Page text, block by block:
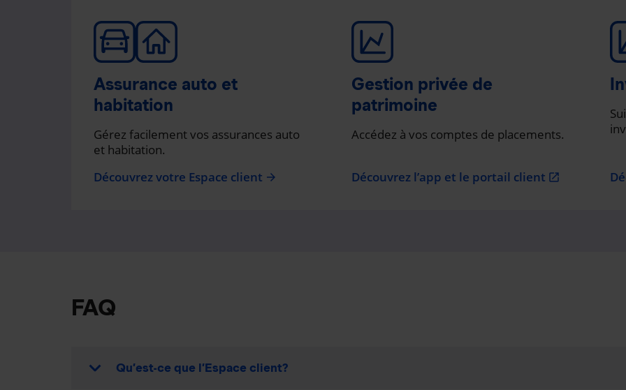
Assurance auto et
habitation
Gérez facilement vos assurances auto
et habitation.
Découvrez votre Espace client arrow_forward
Gestion privée de
patrimoine
Accédez à vos comptes de placements.
Découvrez l’app et le portail client open_in_new
FAQ
Qu’est-ce que l’Espace client?